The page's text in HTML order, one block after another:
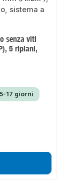
senza viti
5 ripiani,
17 giorni